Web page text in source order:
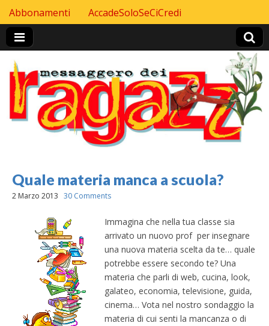
Header Top menu
Skip to content
Abbonamenti AccadeSoloSeCiCredi
Quale materia manca a scuola?
2 Marzo 2013 30 Comments
Immagina che nella tua classe sia
arrivato un nuovo prof per insegnare
una nuova materia scelta da te… quale
potrebbe essere secondo te? Una
materia che parli di web, cucina, look,
galateo, economia, televisione, guida,
cinema… Vota nel nostro sondaggio la
materia di cui senti la mancanza o di